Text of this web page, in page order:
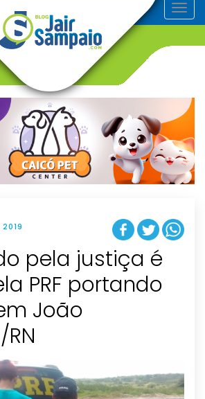
T
o
v
g
t
i
o
n
pela justiça é
PRF portando
João